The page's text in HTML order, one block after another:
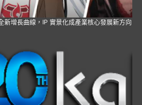
新增長曲線，IP 實景化成產業核心發展新方向